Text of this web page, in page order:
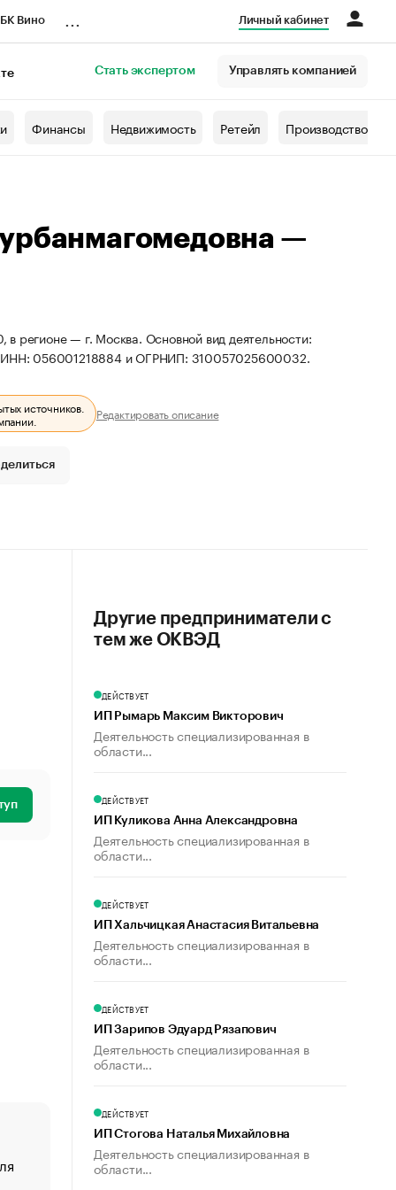
Вино Личный кабинет
Стать экспертом Управлять компанией
Финансы Недвижимость Ретейл Производство
—
регионе — г. Москва. Основной вид деятельности:
ИНН: 056001218884 и ОГРНИП: 310057025600032.
источников.
Редактировать описание
«От спорта тело стареет иначе». Как живет глава
создавшей GTA
Другие предприниматели с
тем же ОКВЭД
ДЕЙСТВУЕТ
ИП Рымарь Максим Викторович
Деятельность специализированная в
области...
ДЕЙСТВУЕТ
ИП Куликова Анна Александровна
Деятельность специализированная в
области...
ДЕЙСТВУЕТ
ИП Хальчицкая Анастасия Витальевна
Деятельность специализированная в
области...
ДЕЙСТВУЕТ
ИП Зарипов Эдуард Рязапович
Деятельность специализированная в
области...
ДЕЙСТВУЕТ
ИП Стогова Наталья Михайловна
Деятельность специализированная в
области...